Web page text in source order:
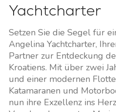
Yachtcharter
Setzen Sie die Segel für
Angelina Yachtcharter,
Partner zur Entdeckung
Kroatiens. Mit über zwei
und einer modernen
Katamaranen und
nun ihre Exzellenz ins